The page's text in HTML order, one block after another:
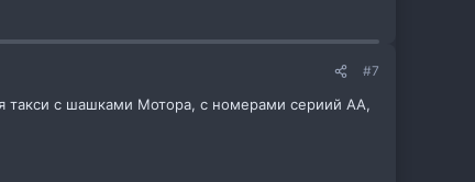
#7
такси с шашками Мотора, с номерами сериий АА,